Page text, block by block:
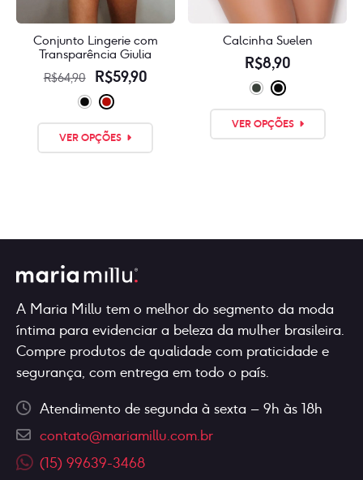
Conjunto Lingerie com
Transparência Giulia
R$64,90
O
preço
original
era:
R$59,90O
atual
VER OPÇÕES
opções
na
página
do
produto
Calcinha Suelen
R$8,90
VER OPÇÕES
A Maria Millu tem o melhor do segmento da moda
íntima para evidenciar a beleza da mulher brasileira.
Compre produtos de qualidade com praticidade e
segurança, com entrega em todo o país.
Atendimento de segunda à sexta – 9h às 18h
contato@mariamillu.com.br
(15) 99639-3468